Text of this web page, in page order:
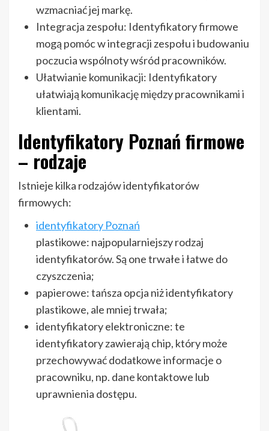
wzmacniać jej markę.
Integracja zespołu: Identyfikatory firmowe
mogą pomóc w integracji zespołu i budowaniu
poczucia wspólnoty wśród pracowników.
Ułatwianie komunikacji: Identyfikatory
ułatwiają komunikację między pracownikami i
klientami.
Identyfikatory Poznań firmowe
– rodzaje
Istnieje kilka rodzajów identyfikatorów
firmowych:
identyfikatory Poznań
plastikowe: najpopularniejszy rodzaj
identyfikatorów. Są one trwałe i łatwe do
czyszczenia;
papierowe: tańsza opcja niż identyfikatory
plastikowe, ale mniej trwała;
identyfikatory elektroniczne: te
identyfikatory zawierają chip, który może
przechowywać dodatkowe informacje o
pracowniku, np. dane kontaktowe lub
uprawnienia dostępu.